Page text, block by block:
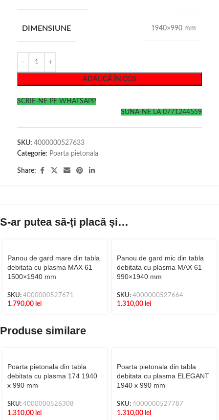
DIMENSIUNE 1940×990 mm
ADAUGĂ ÎN COȘ
SCRIE-NE PE WHATSAPP
SUNA-NE LA 0771244559
SKU: 4000000527633
Categorie: Poarta pietonala
Share:
S-ar putea să-ți placă și…
Panou de gard mare din tabla
debitata cu plasma MAX 61
1500×1940 mm
SKU: 4000000527671
1.790,00 lei
Panou de gard mic din tabla
debitata cu plasma MAX 61
990×1940 mm
SKU: 4000000527664
1.310,00 lei
Produse similare
Poarta pietonala din tabla
debitata cu plasma 174 1940
x 990 mm
SKU: 4000000526308
1.310,00 lei
Poarta pietonala din tabla
debitata cu plasma ELEGANT
1940 x 990 mm
SKU: 4000000527787
1.310,00 lei